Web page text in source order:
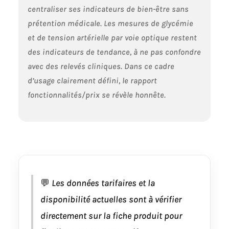
résolution de
qualité d’image
exceptionnelle.
Boîtier en métal
accompagné de
deux bracelets en
silicone doux pour
la peau. La montre
Complète de la
Santé: Montre de
automatique
centraliser ses indicateurs de bien-être sans
prétention médicale. Les mesures de glycémie
et de tension artérielle par voie optique restent
des indicateurs de tendance, à ne pas confondre
avec des relevés cliniques. Dans ce cadre
d’usage clairement défini, le rapport
fonctionnalités/prix se révèle honnête.
💬 Les données tarifaires et la
disponibilité actuelles sont à vérifier
directement sur la fiche produit pour